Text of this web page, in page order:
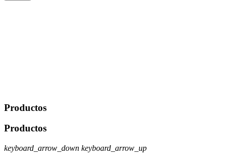
Productos
Productos
keyboard_arrow_down keyboard_arrow_up